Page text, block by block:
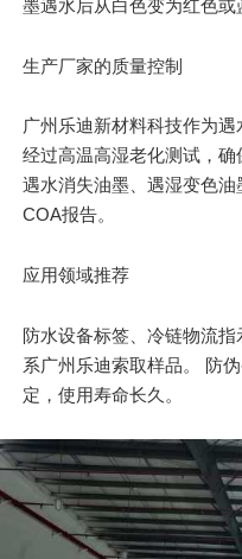
墨遇水后从白色变为红色或
生产厂家的质量控制
广州乐迪新材料科技作为
经过高温高湿老化测试，
遇水消失油墨、遇湿变色
COA报告。
应用领域推荐
防水设备标签、冷链物流
系广州乐迪索取样品。 防
定，使用寿命长久。